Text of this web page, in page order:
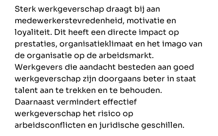
Sterk werkgeverschap draagt bij aan
medewerkerstevredenheid, motivatie en
loyaliteit. Dit heeft een directe impact op
prestaties, organisatieklimaat en het imago van
de organisatie op de arbeidsmarkt.
Werkgevers die aandacht besteden aan goed
werkgeverschap zijn doorgaans beter in staat
talent aan te trekken en te behouden.
Daarnaast vermindert effectief
werkgeverschap het risico op
arbeidsconflicten en juridische geschillen.